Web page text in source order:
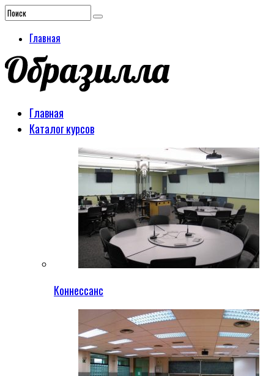
Главная
Главная
Каталог курсов
Коннессанс